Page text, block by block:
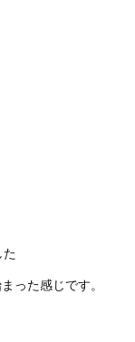
た
った感じです。